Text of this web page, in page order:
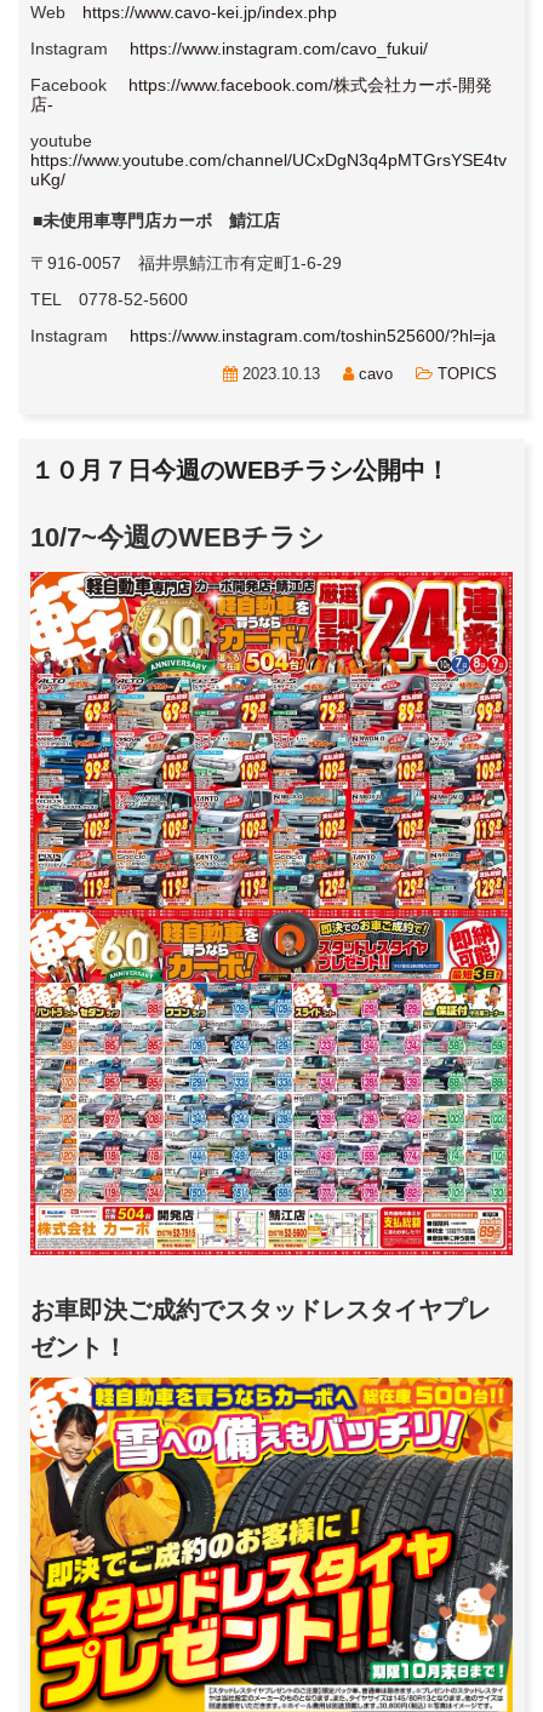
Web https://www.cavo-kei.jp/index.php
Instagram https://www.instagram.com/cavo_fukui/
Facebook https://www.facebook.com/株式会社カーボ-開発
店-
youtube
https://www.youtube.com/channel/UCxDgN3q4pMTGrsYSE4tv
uKg/
■未使用車専門店カーボ 鯖江店
〒916-0057 福井県鯖江市有定町1-6-29
TEL 0778-52-5600
Instagram https://www.instagram.com/toshin525600/?hl=ja
2023.10.13 cavo TOPICS
１０月７日今週のWEBチラシ公開中！
10/7~今週のWEBチラシ
お車即決ご成約でスタッドレスタイヤプレ
ゼント！